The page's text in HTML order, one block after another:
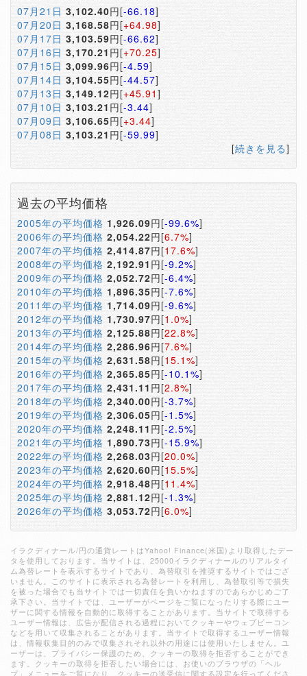
07月21日 3,102.40円[-66.18]
07月20日 3,168.58円[+64.98]
07月17日 3,103.59円[-66.62]
07月16日 3,170.21 円[+70.25]
07月15日 3,099.96円[-4.59]
07月14日 3,104.55円[-44.57]
07月13日 3,149.12円[+45.91 ]
07月10日 3,103.21円[-3.44]
07月09日 3,106.65円[+3.44]
07月08日 3,103.21 円[-59.99]
[続きを見る]
過去の平均価格
2005年の平均価格 1,926.09円[-99.6%]
2006年の平均価格 2,054.22円[6.7%]
2007年の平均価格 2,414.87円[17.6%]
2008年の平均価格 2,192.91 円[-9.2%]
2009年の平均価格 2,052.72円[-6.4%]
2010年の平均価格 1,896.35円[-7.6%]
2011年の平均価格 1,714.09円[-9.6%]
2012年の平均価格 1,730.97円[1.0%]
2013年の平均価格 2,125.88円[22.8%]
2014年の平均価格 2,286.96円[7.6%]
2015年の平均価格 2,631.58円[15.1%]
2016年の平均価格 2,365.85円[-10.1%]
2017年の平均価格 2,431.11 円[2.8%]
2018年の平均価格 2,340.00円[-3.7%]
2019年の平均価格 2,306.05円[-1.5%]
2020年の平均価格 2,248.11 円[-2.5%]
2021年の平均価格 1,890.73円[-15.9%]
2022年の平均価格 2,268.03円[20.0%]
2023年の平均価格 2,620.60円[15.5%]
2024年の平均価格 2,918.48円[11.4%]
2025年の平均価格 2,881.12円[-1.3%]
2026年の平均価格 3,053.72円[6.0%]
イラクディナール/円の通貨レートはYahoo! Finance(米国)より取得したデー
タを使用しております。当サイトは、25000イラクディナールのリアルタイ
ム為替レートを表示するサイトであり、為替取引を推奨するサイトではござ
いません。このサイトに表示される為替レートを利用し、為替取引等で損失
を被った場合でも当サイトでは一切責任を負いかねますのであらかじめご了
承下さい。当サイトでは、ユーザーがページをご覧になったりする際にユー
ザーに関する情報を自動的に取得することがあります。当サイトで取得する
ユーザー情報は、広告が配信される過程においてクッキーやウェブビーコン
などを用いて収集されることがあります。当サイトで取得するユーザー情報
は、情報収集目的のみで収集されそれ以外の用途には使用いたしません。ユ
ーザーは、プライバシー保護のため、クッキーの取得を拒否することができ
ます。クッキーの取得を拒否したい場合には、お使いのブラウザの「ヘル
プ」メニューをご覧になり、クッキーの送受信に関する設定を行ってくださ